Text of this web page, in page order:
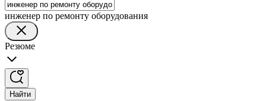
инженер по ремонту оборудования
Резюме
Найти